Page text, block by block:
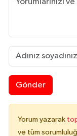
Gönder
Yorum yazarak
ve tüm